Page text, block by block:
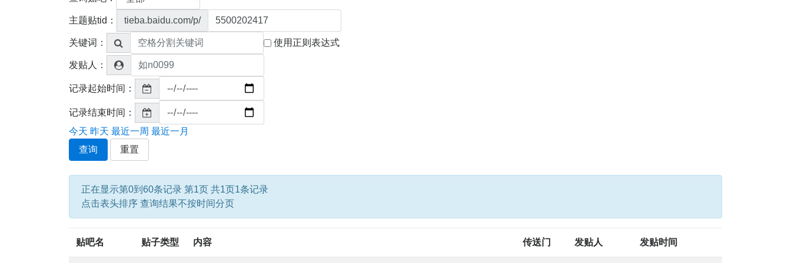
主题贴tid： tieba.baidu.com/p/
关键词： 使用正则表达式
发贴人：
记录起始时间：
记录结束时间：
今天 昨天 最近一周 最近一月
查询
重置
正在显示第0到60条记录 第1页 共1页1条记录
点击表头排序 查询结果不按时间分页
贴吧名 贴子类型 内容 传送门 发贴人 发贴时间